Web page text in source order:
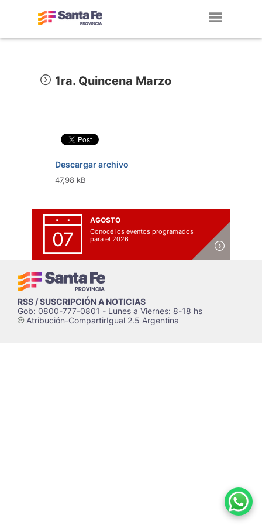
1ra. Quincena Marzo
Descargar archivo
47,98 kB
07
AGOSTO
Conocé los eventos programados
para el 2026
RSS / SUSCRIPCIÓN A NOTICIAS
Gob: 0800-777-0801 - Lunes a Viernes: 8-18 hs
cAtribución-CompartirIgual 2.5 Argentina